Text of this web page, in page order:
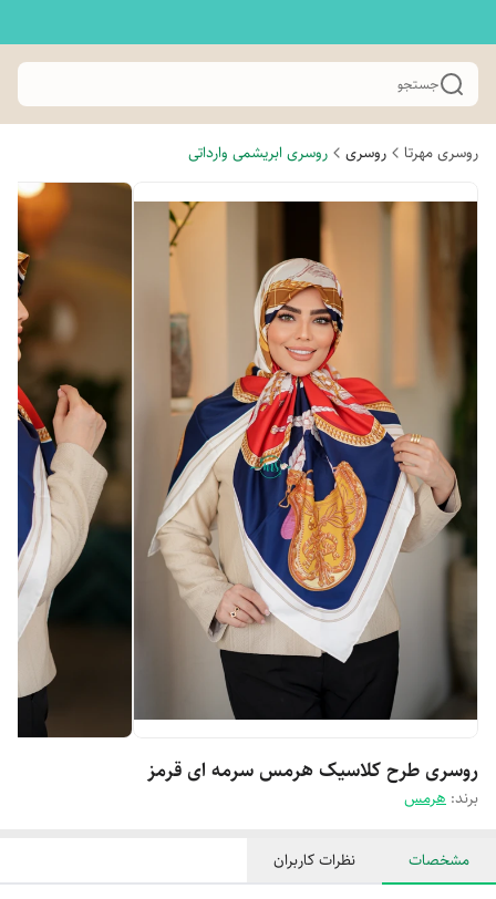
جستجو
روسری مهرتا روسری روسری ابریشمی وارداتی
روسری طرح کلاسیک هرمس سرمه ای قرمز
برند: هرمس
مشخصات نظرات کاربران